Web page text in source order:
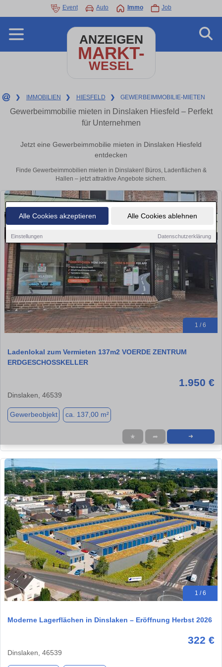
Alle Cookies akzeptieren Alle Cookies ablehnen
Einstellungen Datenschutzerklärung
Event Auto Immo Job
ANZEIGEN
MARKT-
WESEL
❯ IMMOBILIEN ❯ HIESFELD ❯ GEWERBEIMMOBILIE-MIETEN
Gewerbeimmobilie mieten in Dinslaken Hiesfeld – Perfekt
für Unternehmen
Jetzt eine Gewerbeimmobilie mieten in Dinslaken Hiesfeld
entdecken
Finde Gewerbeimmobilien mieten in Dinslaken! Büros, Ladenflächen &
Hallen – jetzt attraktive Angebote sichern.
1 / 6
Ladenlokal zum Vermieten 137m2 VOERDE ZENTRUM
ERDGESCHOSSKELLER
1.950 €
Dinslaken, 46539
Gewerbeobjekt ca. 137,00 m²
★ ➦ ➜
1 / 6
Moderne Lagerflächen in Dinslaken – Eröffnung Herbst 2026
322 €
Dinslaken, 46539